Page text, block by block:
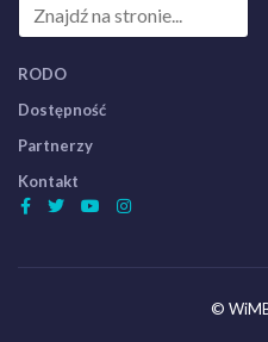
RODO
Dostępność
Partnerzy
Kontakt
©